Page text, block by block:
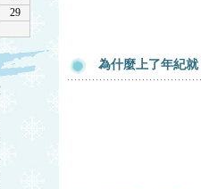
為什麼上了年紀